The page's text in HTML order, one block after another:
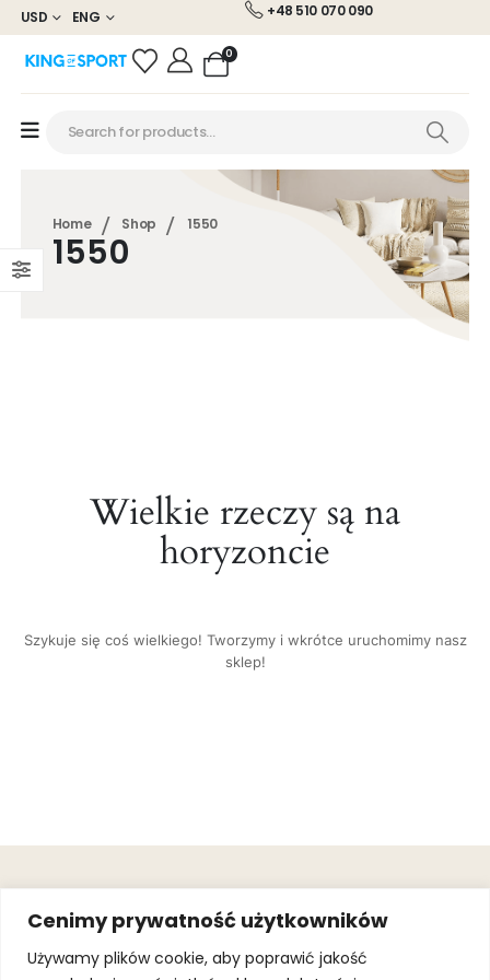
Cenimy prywatność użytkowników
Używamy plików cookie, aby poprawić jakość
USD ENG +48 510 070 090
0
Home Shop 1550
1550
Wielkie rzeczy są na
horyzoncie
Szykuje się coś wielkiego! Tworzymy i wkrótce uruchomimy nasz
sklep!
+48 510 070
JOIN OUR
MAILING
OBSŁUGA
KLIENTA
Gwarancja
.
.